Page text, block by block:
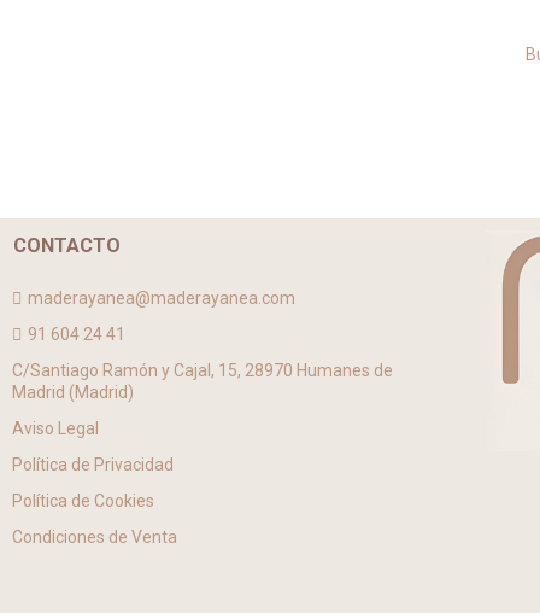
CONTACTO
maderayanea@maderayanea.com
91 604 24 41
C/Santiago Ramón y Cajal, 15, 28970 Humanes de
Madrid (Madrid)
Aviso Legal
Política de Privacidad
Política de Cookies
Condiciones de Venta